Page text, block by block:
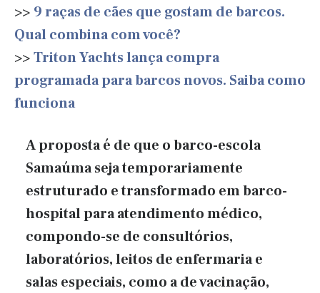
>> 9 raças de cães que gostam de barcos.
Qual combina com você?
>>Triton Yachts lança compra
programada para barcos novos. Saiba como
funciona
A proposta é de que o barco-escola
Samaúma seja temporariamente
estruturado e transformado em barco-
hospital para atendimento médico,
compondo-se de consultórios,
laboratórios, leitos de enfermaria e
salas especiais, como a de vacinação,